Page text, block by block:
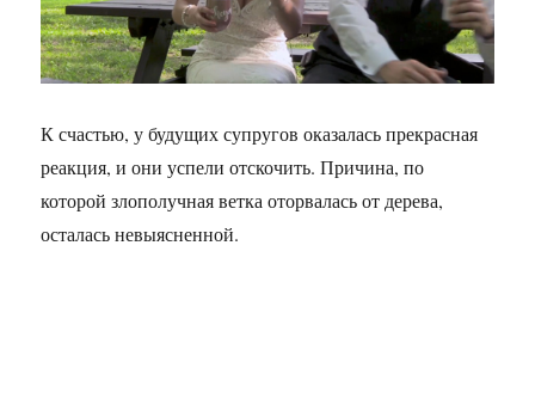
К счастью, у будущих супругов оказалась прекрасная
реакция, и они успели отскочить. Причина, по
которой злополучная ветка оторвалась от дерева,
осталась невыясненной.